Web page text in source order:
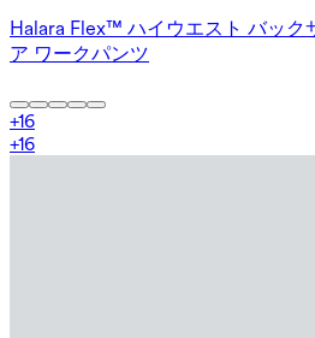
Halara Flex™ ハイウエスト バック
ア ワークパンツ
+16
+16